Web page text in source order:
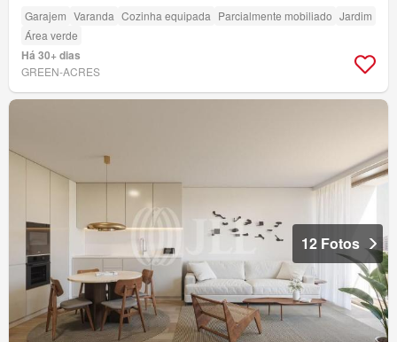
Garajem Varanda Cozinha equipada Parcialmente mobiliado Jardim
Área verde
Há 30+ dias
GREEN-ACRES
12 Fotos